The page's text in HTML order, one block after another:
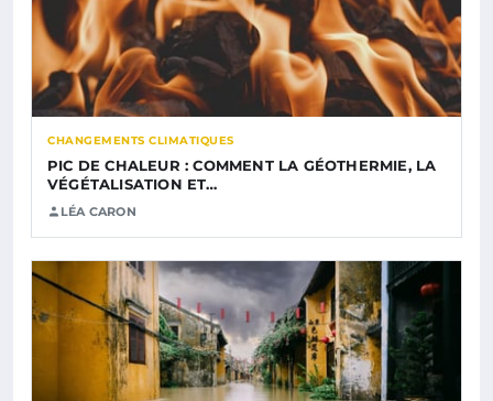
CHANGEMENTS CLIMATIQUES
PIC DE CHALEUR : COMMENT LA GÉOTHERMIE, LA
VÉGÉTALISATION ET…
LÉA CARON